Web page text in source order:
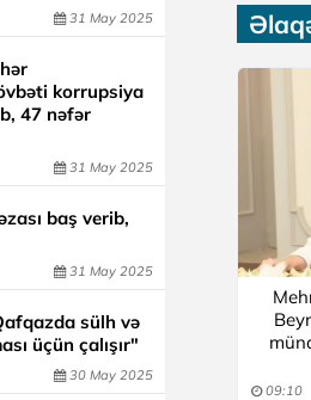
31 May 2025
korrupsiya
47 nəfər
31 May 2025
baş verib,
31 May 2025
sülh və
üçün çalışır"
30 May 2025
09:10